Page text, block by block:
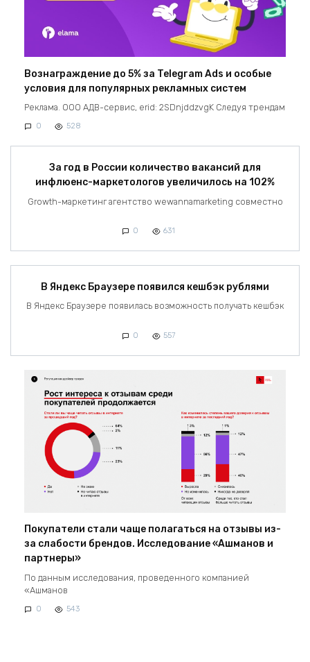
Вознаграждение до 5% за Telegram Ads и особые
условия для популярных рекламных систем
Реклама. ООО АДВ-сервис, erid: 2SDnjddzvgK Следуя трендам
0 528
За год в России количество вакансий для
инфлюенс-маркетологов увеличилось на 102%
Growth-маркетинг агентство wewannamarketing совместно
0 631
В Яндекс Браузере появился кешбэк рублями
В Яндекс Браузере появилась возможность получать кешбэк
0 557
Покупатели стали чаще полагаться на отзывы из-
за слабости брендов. Исследование «Ашманов и
партнеры»
По данным исследования, проведенного компанией
«Ашманов
0 543